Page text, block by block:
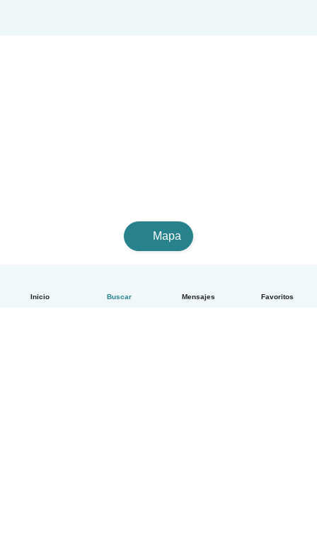
Inicio Buscar Mensajes Favoritos
Mapa